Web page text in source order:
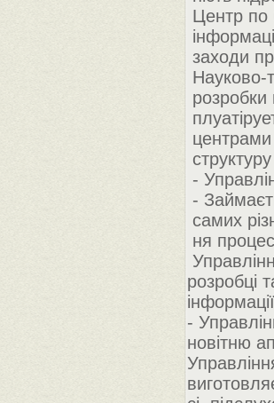
Центр по
заходи
Науково-
розробки
-
-
самих
ня
розробці
інформації
-
новітню